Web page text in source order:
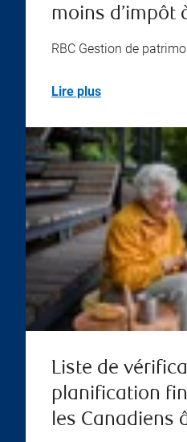
moins d’impôt
RBC Gestion de
Lire plus
Liste de
planification
les Canadiens